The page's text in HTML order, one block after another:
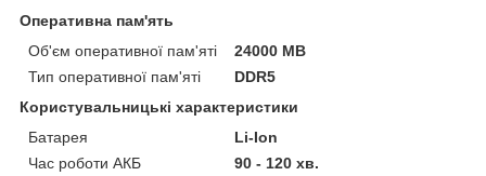
Оперативна пам'ять
Об'єм оперативної пам'яті
24000 MB
Тип оперативної пам'яті
DDR5
Користувальницькі характеристики
Батарея
Li-Ion
Час роботи АКБ
90 - 120 хв.